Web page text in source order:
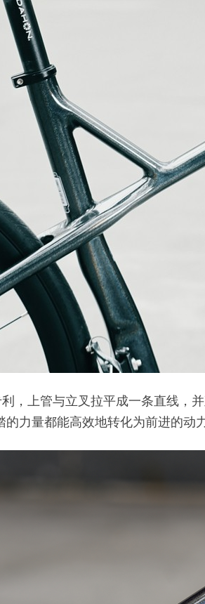
利，上管与立叉拉平成一条直线
力量都能高效地转化为前进的动力